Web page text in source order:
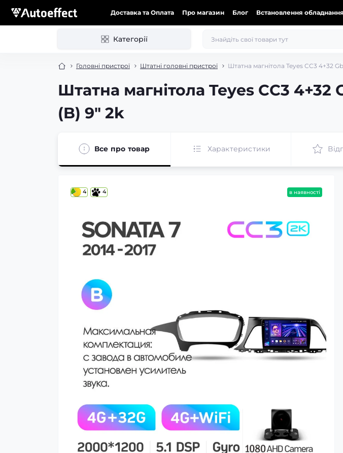
Доставка та Оплата Про магазин Блог Встановлення обладнання
Категорії
Головні пристрої Штатні головні пристрої Штатна магнітола Teyes CC3 4+32
Штатна магнітола Teyes CC3
(B) 9" 2k
Все про товар Характеристики
4 4 в наявності